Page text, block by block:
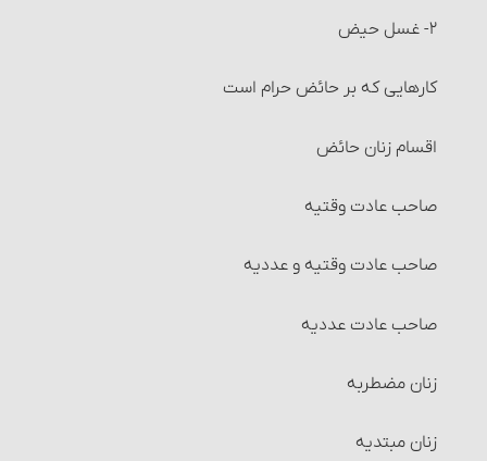
۲- غسل حیض‏
کارهایی که بر حائض حرام است
اقسام زنان حائض
صاحب عادت وقتیه‏
صاحب عادت وقتیه و عددیه‏
صاحب عادت عددیه
زنان مضطربه‏
زنان مبتدیه